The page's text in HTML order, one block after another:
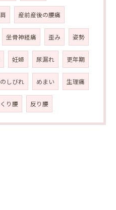
産前産後の腰痛
坐骨神経痛 歪み 姿勢
妊婦 尿漏れ 更年期
しびれ めまい 生理痛
り腰 反り腰